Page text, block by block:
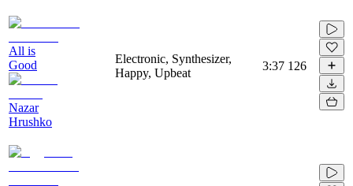
All is
Good
Nazar
Hrushko
Electronic, Synthesizer,
Happy, Upbeat
3:37 126